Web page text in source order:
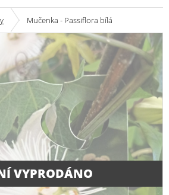
Mučenka - Passiflora bílá
VYPRODÁNO